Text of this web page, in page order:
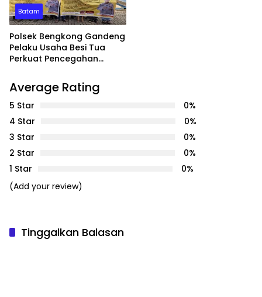
Batam
Polsek Bengkong Gandeng
Pelaku Usaha Besi Tua
Perkuat Pencegahan
Average Rating
5 Star
0%
4 Star
0%
3 Star
0%
2 Star
0%
1 Star
0%
(Add your review)
Tinggalkan Balasan